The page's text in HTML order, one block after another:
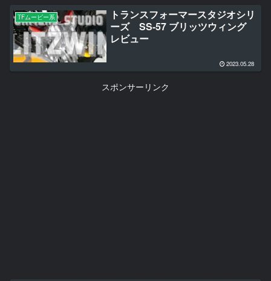
TFムービー系
トランスフォーマースタジオシリ
ーズ SS-57 ブリッツウィング
レビュー
2023.05.28
スポンサーリンク